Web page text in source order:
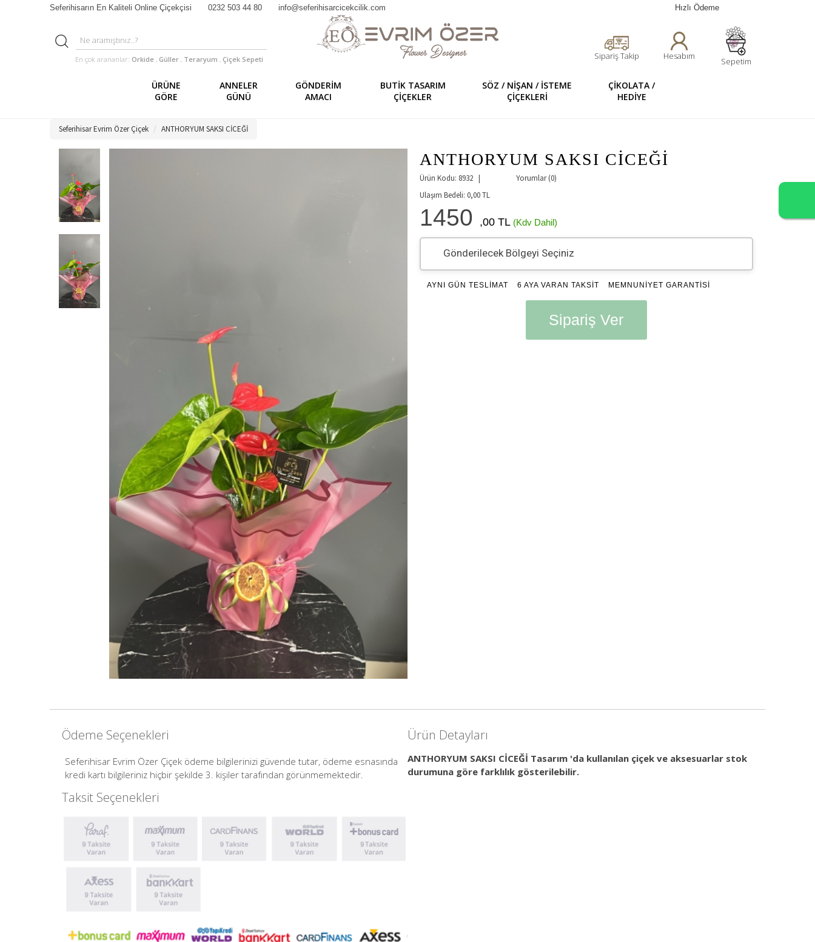
Seferihisarın En Kaliteli Online Çiçekçisi 0232 503 44 80 info@seferihisarcicekcilik.com Hızlı Ödeme
En çok arananlar: Orkide , Güller , Teraryum ,Çiçek Sepeti Sepetim
Hesabım
Sipariş Takip
ÜRÜNE
GÖRE
ANNELER
GÜNÜ
GÖNDERİM
AMACI
BUTİK TASARIM
ÇİÇEKLER
SÖZ / NİŞAN / İSTEME
ÇİÇEKLERİ
ÇİKOLATA /
HEDİYE
Seferihisar Evrim Özer Çiçek ANTHORYUM SAKSI CİCEĞİ
ANTHORYUM SAKSI CİCEĞİ
Ürün Kodu: 8932 |
Yorumlar (0)
Ulaşım Bedeli: 0,00TL
1450 ,00 TL (Kdv Dahil)
Gönderilecek Bölgeyi Seçiniz
AYNI GÜN TESLİMAT 6 AYA VARAN TAKSİT MEMNUNİYET GARANTİSİ
Sipariş Ver
Ödeme Seçenekleri
Seferihisar Evrim Özer Çiçek ödeme bilgilerinizi güvende tutar, ödeme esnasında
kredi kartı bilgileriniz hiçbir şekilde 3. kişiler tarafından görünmemektedir.
Taksit Seçenekleri
Ürün Detayları
ANTHORYUM SAKSI CİCEĞİ Tasarım 'da kullanılan çiçek ve aksesuarlar stok
durumuna göre farklılık gösterilebilir.